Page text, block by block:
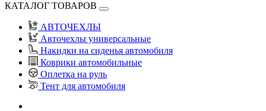
КАТАЛОГ ТОВАРОВ
АВТОЧЕХЛЫ
Авточехлы универсальные
Накидки на сиденья автомобиля
Коврики автомобильные
Оплетка на руль
Тент для автомобиля